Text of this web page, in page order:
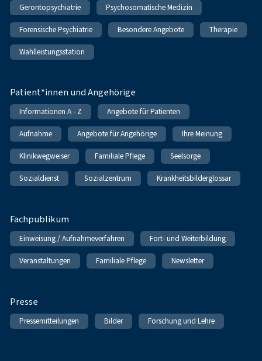
Gerontopsychiatrie Psychosomatische Medizin
Forensische Psychiatrie Besondere Angebote Therapie
Wahlleistungsstation
Patient*innen und Angehörige
Informationen A - Z Angebote für Patienten
Aufnahme Angebote für Angehörige Ihre Meinung
Klinikwegweiser Familiale Pflege Seelsorge
Sozialdienst Sozialzentrum Krankheitsbilderglossar
Fachpublikum
Einweisung / Aufnahmeverfahren Fort- und Weiterbildung
Veranstaltungen Familiale Pflege Newsletter
Presse
Pressemitteilungen Bilder Forschung und Lehre